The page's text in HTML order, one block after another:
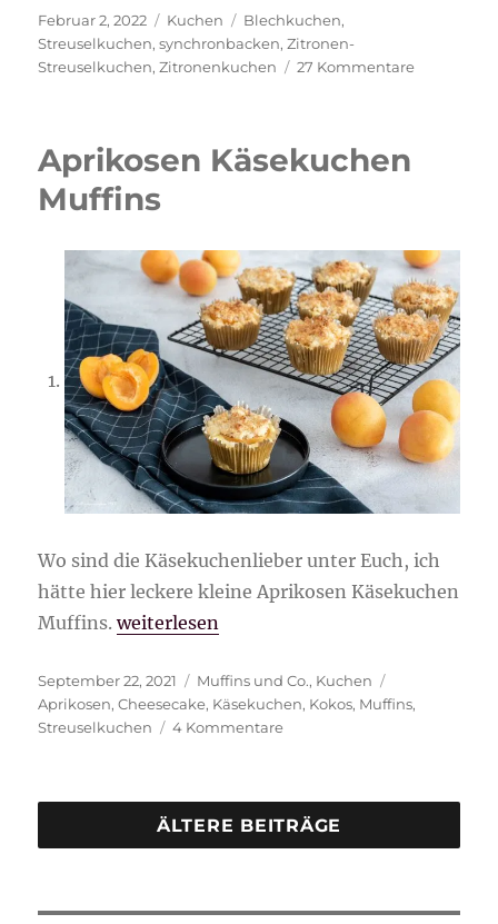
Veröffentlicht
am
Februar 2, 2022 Kategorien
Kuchen Schlagwörter
Blechkuchen,
Streuselkuchen,synchronbacken,Zitronen-
Streuselkuchen,Zitronenkuchen 27 Kommentarezu
Aprikosen Käsekuchen
Muffins
Wo sind die Käsekuchenlieber unter Euch, ich
hätte hier leckere kleine Aprikosen Käsekuchen
Muffins.„Aprikosen Käsekuchen Muffins“
weiterlesen
Veröffentlicht
am
September 22, 2021 Kategorien
Muffins und Co., Kuchen
Aprikosen,Cheesecake, Käsekuchen, Kokos, Muffins,
Streuselkuchen
4 Kommentarezu
ÄLTERE BEITRÄGE